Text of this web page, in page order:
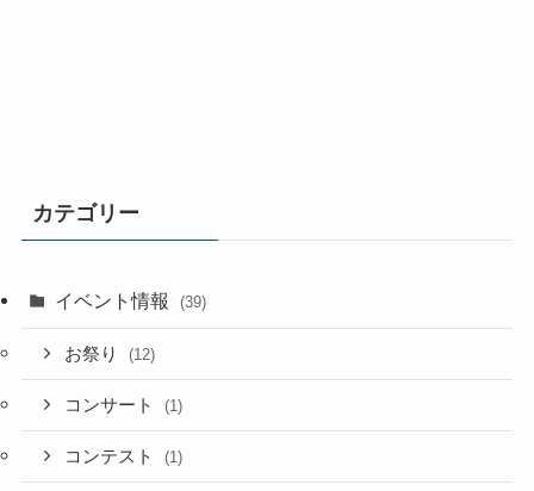
カテゴリー
イベント情報 (39)
お祭り (12)
コンサート (1)
コンテスト (1)